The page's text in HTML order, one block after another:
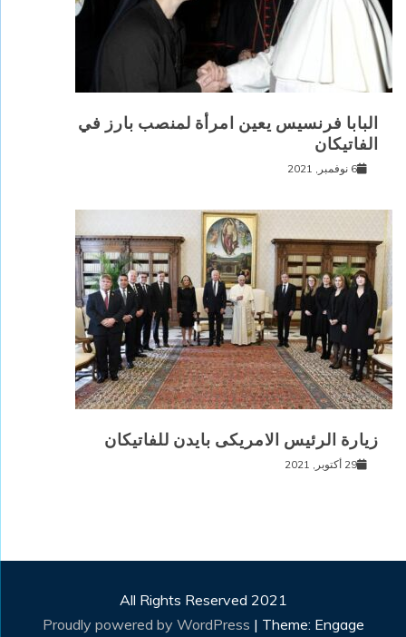
البابا فرنسيس يعين امرأة لمنصب بارز في
الفاتيكان
6 نوفمبر, 2021
زيارة الرئيس الامريكى بايدن للفاتيكان
29 أكتوبر, 2021
All Rights Reserved 2021
Proudly powered by WordPress | Theme: Engage